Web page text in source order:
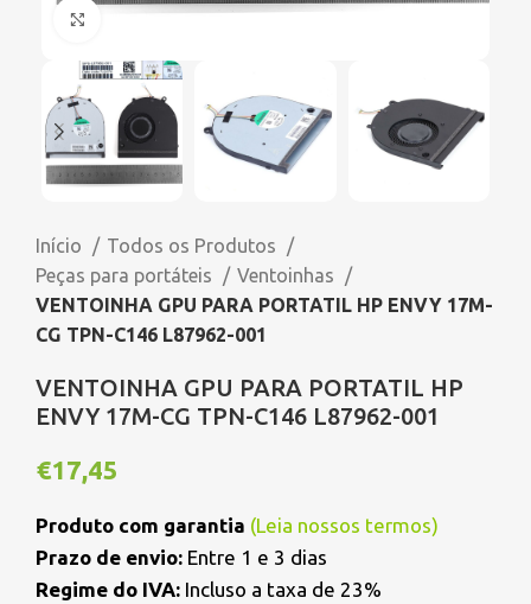
Click to enlarge
Início
Todos os Produtos
Peças para portáteis
Ventoinhas
VENTOINHA GPU PARA PORTATIL HP ENVY 17M-
CG TPN-C146 L87962-001
VENTOINHA GPU PARA PORTATIL HP
ENVY 17M-CG TPN-C146 L87962-001
€17,45
Produto com garantia (Leia nossos termos)
Prazo de envio: Entre 1 e 3 dias
Regime do IVA: Incluso a taxa de 23%